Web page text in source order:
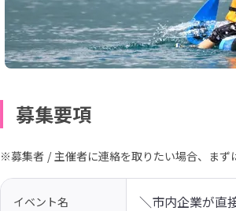
募集要項
※募集者 / 主催者に連絡を取りたい場合、まず
イベント名 ＼市内企業が直